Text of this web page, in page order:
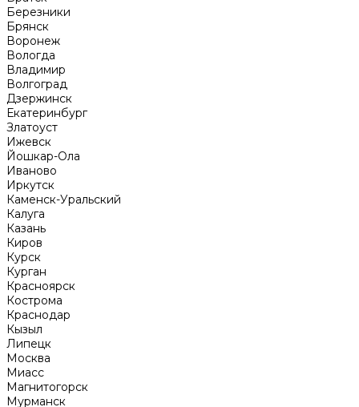
Березники
Брянск
Воронеж
Вологда
Владимир
Волгоград
Дзержинск
Екатеринбург
Златоуст
Ижевск
Йошкар-Ола
Иваново
Иркутск
Каменск-Уральский
Калуга
Казань
Киров
Курск
Курган
Красноярск
Кострома
Краснодар
Кызыл
Липецк
Москва
Миасс
Магнитогорск
Мурманск